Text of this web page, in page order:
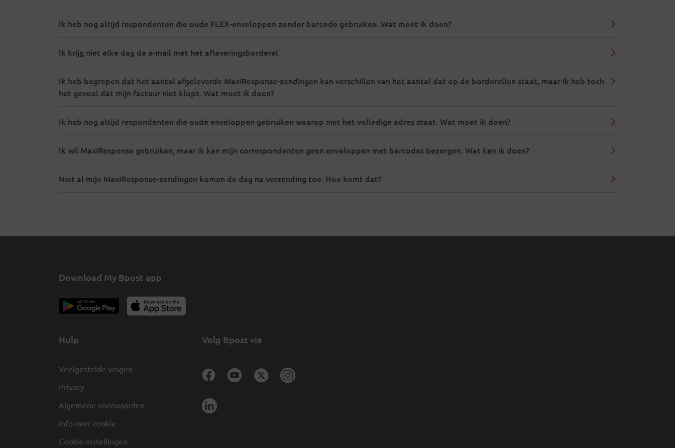
Ik heb nog altijd respondenten die oude FLEX-enveloppen zonder barcode gebruiken. Wat moet ik doen?
Ik krijg niet elke dag de e-mail met het afleveringsborderel
Ik heb begrepen dat het aantal afgeleverde MaxiResponse-zendingen kan verschillen van het aantal dat op de borderellen staat, maar ik heb toch
het gevoel dat mijn factuur niet klopt. Wat moet ik doen?
Ik heb nog altijd respondenten die oude enveloppen gebruiken waarop niet het volledige adres staat. Wat moet ik doen?
Ik wil MaxiResponse gebruiken, maar ik kan mijn correspondenten geen enveloppen met barcodes bezorgen. Wat kan ik doen?
Niet al mijn MaxiResponse-zendingen komen de dag na verzending toe. Hoe komt dat?
Download My Bpost app
Hulp
Veelgestelde vragen
Privacy
Algemene voorwaarden
Info over cookie
Cookie-instellingen
Volg Bpost via